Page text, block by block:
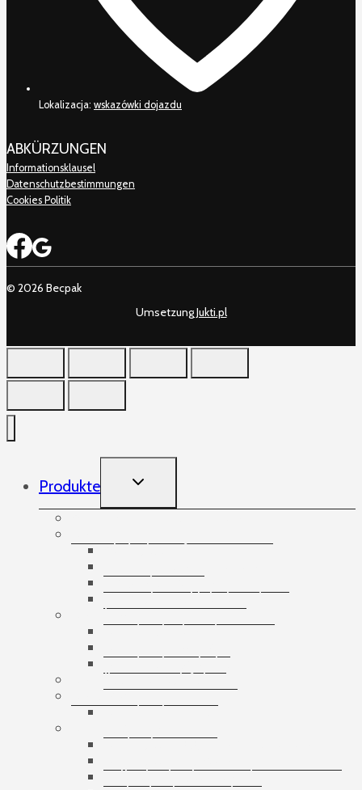
Lokalizacja: wskazówki dojazdu
ABKÜRZUNGEN
Informationsklausel
Datenschutzbestimmungen
Cookies Politik
© 2026 Becpak
UmsetzungJukti.pl
Produkte TOGGLE
CHILD
Abdeckstreifen
Spezialisierte Bänder
Verpackungsklebebänder
Banding
Banderolierbänder
Banderolierzubehör
Bandlose Stretchfolie
Bausätze
Banderolier-Sets
Bedruckte ECO-Papierklebebänder
Selbstbedruckte Bänder